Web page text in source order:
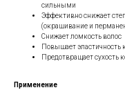
сильными
Эффективно снижает
(окрашивание и
Снижает ломкость волос
Повышает эластичность
Предотвращает сухость
Применение